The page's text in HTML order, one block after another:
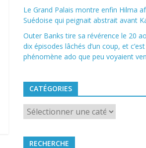
Le Grand Palais montre enfin Hilma
Suédoise qui peignait abstrait avant
Outer Banks tire sa révérence le 20
dix épisodes lâchés d’un coup, et c’est
phénomène ado que peu voyaient
CATÉGORIES
Catégories
RECHERCHE